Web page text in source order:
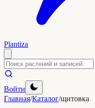
Plantiza
Войти
Главная/Каталог/щитовка